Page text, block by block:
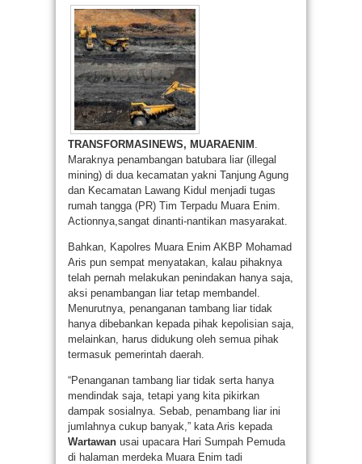
TRANSFORMASINEWS, MUARAENIM .
Maraknya penambangan batubara liar (illegal
mining) di dua kecamatan yakni Tanjung Agung
dan Kecamatan Lawang Kidul menjadi tugas
rumah tangga (PR) Tim Terpadu Muara Enim.
Actionnya,sangat dinanti-nantikan masyarakat.
Bahkan, Kapolres Muara Enim AKBP Mohamad
Aris pun sempat menyatakan, kalau pihaknya
telah pernah melakukan penindakan hanya saja,
aksi penambangan liar tetap membandel.
Menurutnya, penanganan tambang liar tidak
hanya dibebankan kepada pihak kepolisian saja,
melainkan, harus didukung oleh semua pihak
termasuk pemerintah daerah.
“Penanganan tambang liar tidak serta hanya
mendindak saja, tetapi yang kita pikirkan
dampak sosialnya. Sebab, penambang liar ini
jumlahnya cukup banyak,” kata Aris kepada
Wartawan usai upacara Hari Sumpah Pemuda
di halaman merdeka Muara Enim tadi